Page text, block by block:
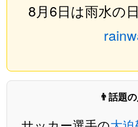
8月6日は雨水の
👨話題